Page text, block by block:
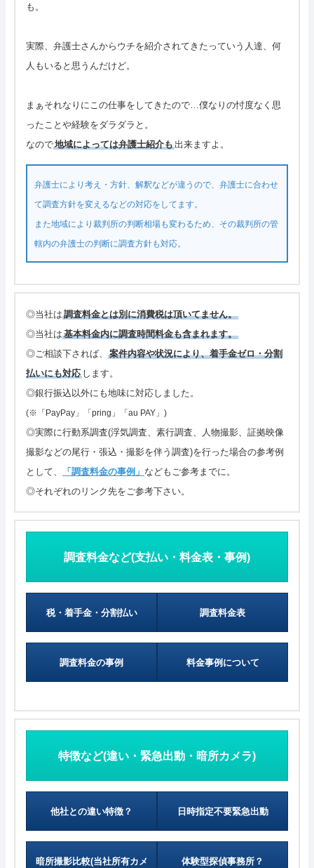
も。
実際、弁護士さんからウチを紹介されてきたっていう人達、何
人もいると思うんだけど。
まぁそれなりにこの仕事をしてきたので…僕なりの忖度なく思
ったことや経験をダラダラと。
なので地域によっては弁護士紹介も 出来ますよ。
弁護士により考え・方針、解釈などが違うので、弁護士に合わせ
て調査方針を変えるなどの対応をしてます。
また地域により裁判所の判断相場も変わるため、その裁判所の管
轄内の弁護士の判断に調査方針も対応。
◎当社は 調査料金とは別に消費税は頂いてません。
◎当社は 基本料金内に調査時間料金も含まれます。
◎ご相談下されば、
案件内容や状況により、着手金ゼロ・分割
払いにも対応 します。
◎銀行振込以外にも地味に対応しました。
(※「PayPay」「pring」「au PAY」)
◎実際に行動系調査(浮気調査、素行調査、人物撮影、証拠映像
撮影などの尾行・張込・撮影を伴う調査)を行った場合の参考例
として、
「調査料金の事例」 などもご参考までに。
◎それぞれのリンク先をご参考下さい。
調査料金など(支払い・料金表・事例)
税・着手金・分割払い 調査料金表
調査料金の事例 料金事例について
特徴など(違い・緊急出動・暗所カメラ)
他社との違い特徴？ 日時指定不要緊急出動
暗所撮影比較(当社所有カメ 体験型探偵事務所？